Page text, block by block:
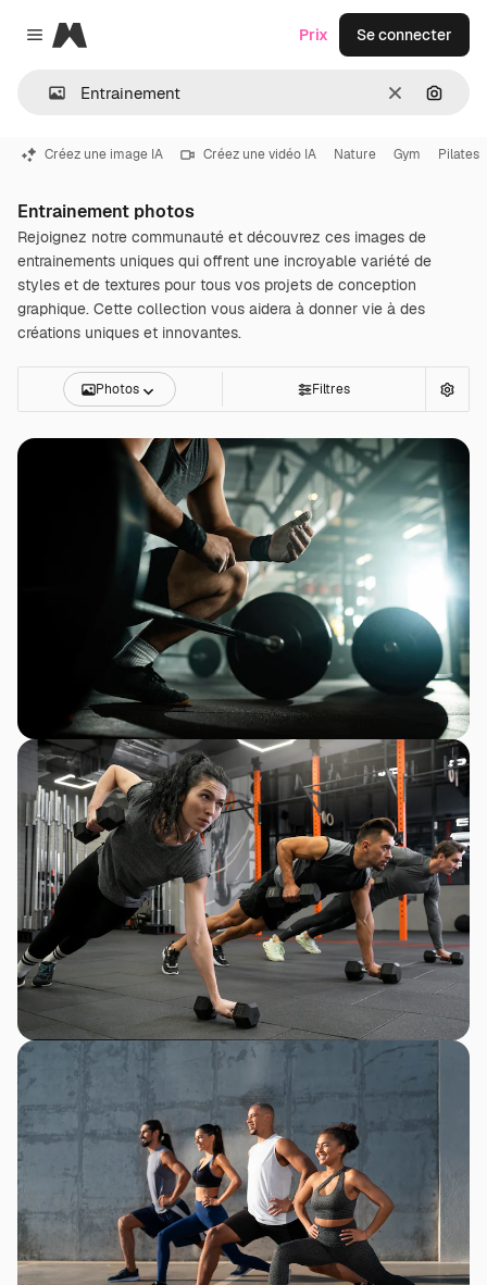
Close menu
Magnific
Effacer
Prix Se connecter
Créez une image IA Créez une vidéo IA Nature Gym Pilates
Entrainement photos
Rejoignez notre communauté et découvrez ces images de
entrainements uniques qui offrent une incroyable variété de
styles et de textures pour tous vos projets de conception
graphique. Cette collection vous aidera à donner vie à des
créations uniques et innovantes.
Photos Filtres